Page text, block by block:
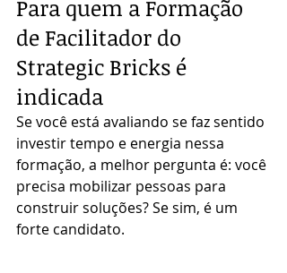
Para quem a Formação
de Facilitador do
Strategic Bricks é
indicada
Se você está avaliando se faz sentido
investir tempo e energia nessa
formação, a melhor pergunta é: você
precisa mobilizar pessoas para
construir soluções? Se sim, é um
forte candidato.